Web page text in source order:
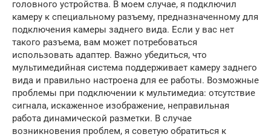
головного устройства. В моем случае, я подключил
камеру к специальному разъему, предназначенному для
подключения камеры заднего вида. Если у вас нет
такого разъема, вам может потребоваться
использовать адаптер. Важно убедиться, что
мультимедийная система поддерживает камеру заднего
вида и правильно настроена для ее работы. Возможные
проблемы при подключении к мультимедиа: отсутствие
сигнала, искаженное изображение, неправильная
работа динамической разметки. В случае
возникновения проблем, я советую обратиться к